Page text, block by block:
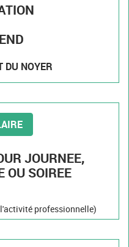
DU NOYER
JOURNEE,
OU SOIREE
professionnelle)